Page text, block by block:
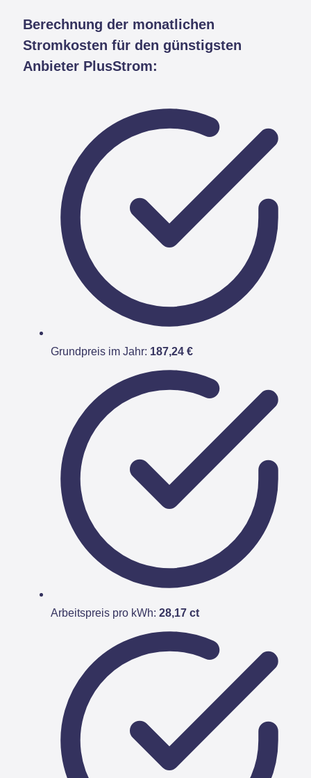
Berechnung der monatlichen
Stromkosten für den günstigsten
Anbieter PlusStrom:
Grundpreis im Jahr: 187,24 €
Arbeitspreis pro kWh: 28,17 ct